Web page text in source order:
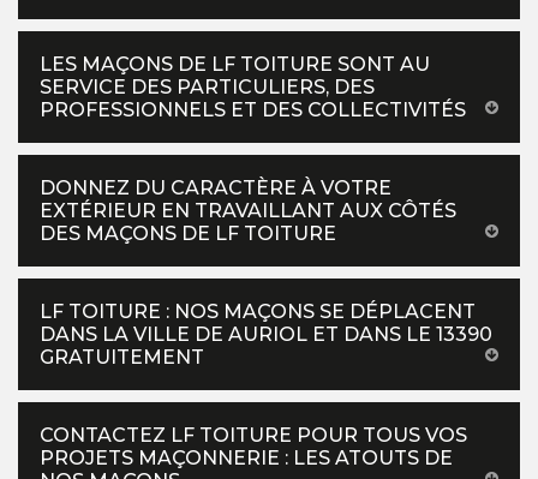
LES MAÇONS DE LF TOITURE SONT AU
SERVICE DES PARTICULIERS, DES
PROFESSIONNELS ET DES COLLECTIVITÉS
DONNEZ DU CARACTÈRE À VOTRE
EXTÉRIEUR EN TRAVAILLANT AUX CÔTÉS
DES MAÇONS DE LF TOITURE
LF TOITURE : NOS MAÇONS SE DÉPLACENT
DANS LA VILLE DE AURIOL ET DANS LE 13390
GRATUITEMENT
CONTACTEZ LF TOITURE POUR TOUS VOS
PROJETS MAÇONNERIE : LES ATOUTS DE